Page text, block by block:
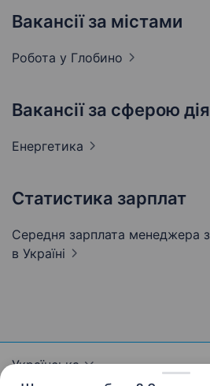
Вакансії за містами
Робота у Глобино
Вакансії за сферою
Енергетика
Статистика зарплат
Середня зарплата менеджера з
в Україні
Українська